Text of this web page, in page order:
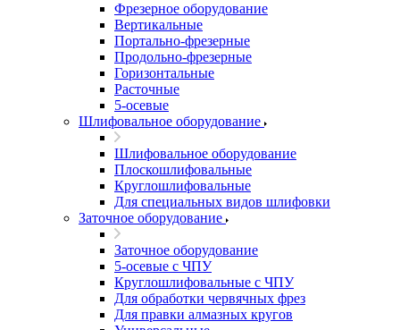
Фрезерное оборудование
Вертикальные
Портально-фрезерные
Продольно-фрезерные
Горизонтальные
Расточные
5-осевые
Шлифовальное оборудование
Шлифовальное оборудование
Плоскошлифовальные
Круглошлифовальные
Для специальных видов шлифовки
Заточное оборудование
Заточное оборудование
5-осевые с ЧПУ
Круглошлифовальные с ЧПУ
Для обработки червячных фрез
Для правки алмазных кругов